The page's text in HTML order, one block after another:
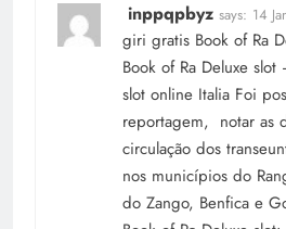
inppqpbyz says: 14
giri gratis Book of Ra
Book of Ra Deluxe
slot online Italia Foi
reportagem, notar as
circulação dos
nos municípios do
do Zango, Benfica e